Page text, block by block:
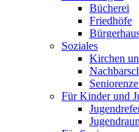
Bücherei
Friedhöfe
Soziales
Kirchen
Für Kinder und